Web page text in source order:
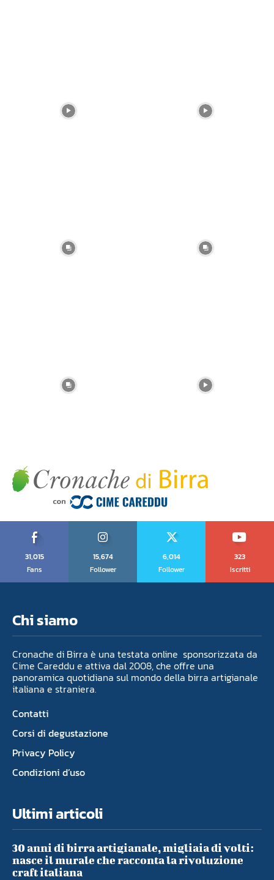
31,015
Fans
15,674
Follower
6,014
Follower
323
Iscritti
Chi siamo
Cronache di Birra è una testata online sponsorizzata da
Cime Careddu e attiva dal 2008, che offre una
panoramica quotidiana sul mondo della birra artigianale
italiana e straniera.
Contatti
Corsi di degustazione
Privacy Policy
Condizioni d’uso
Ultimi articoli
30 anni di birra artigianale, migliaia di volti:
nasce il murale che racconta la rivoluzione
craft italiana